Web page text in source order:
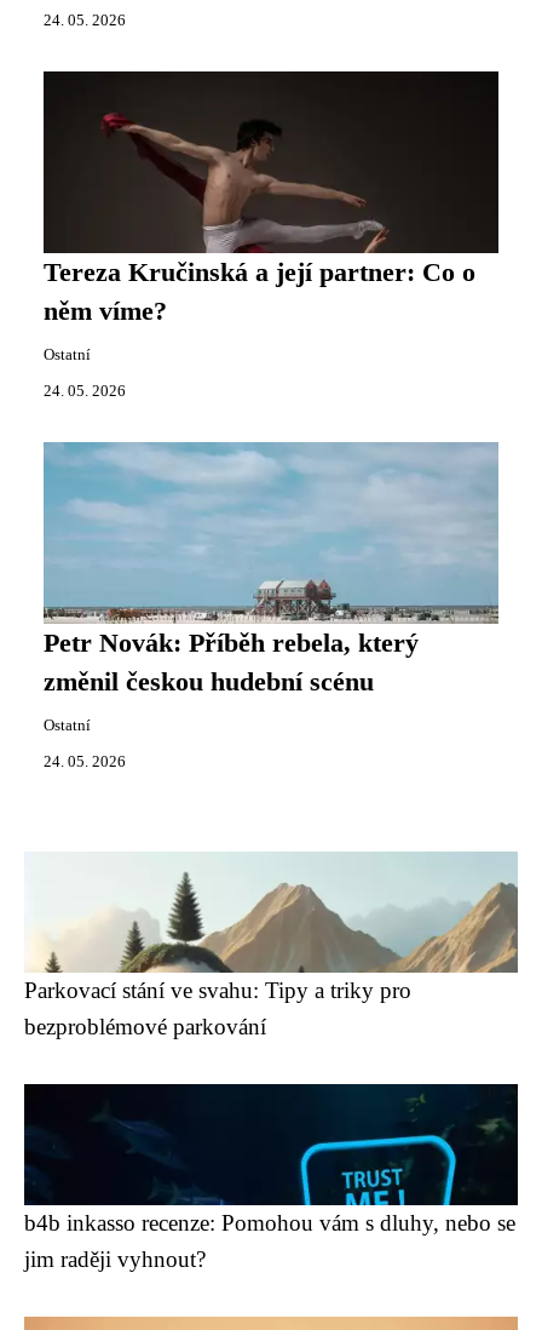
24. 05. 2026
Tereza Kručinská a její partner: Co o
něm víme?
Ostatní
24. 05. 2026
Petr Novák: Příběh rebela, který
změnil českou hudební scénu
Ostatní
24. 05. 2026
Parkovací stání ve svahu: Tipy a triky pro
bezproblémové parkování
b4b inkasso recenze: Pomohou vám s dluhy, nebo se
jim raději vyhnout?